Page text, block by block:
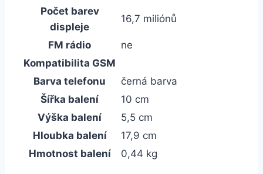
Počet barev
displeje
16,7 miliónů
FM rádio
ne
Kompatibilita GSM
Barva telefonu
černá barva
Šířka balení
10 cm
Výška balení
5,5 cm
Hloubka balení
17,9 cm
Hmotnost balení
0,44 kg